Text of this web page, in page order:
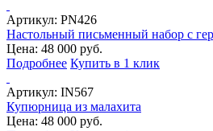
Артикул: PN426
Настольный письменный набор с
Цена: 48 000 руб.
Подробнее Купить в 1 клик
Артикул: IN567
Купюрница из малахита
Цена: 48 000 руб.